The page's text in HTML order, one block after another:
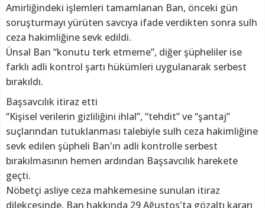
Amirliğindeki işlemleri tamamlanan Ban, önceki gün
soruşturmayı yürüten savcıya ifade verdikten sonra sulh
ceza hakimliğine sevk edildi.
Ünsal Ban “konutu terk etmeme”, diğer şüpheliler ise
farklı adli kontrol şartı hükümleri uygulanarak serbest
bırakıldı.
Başsavcılık itiraz etti
“Kişisel verilerin gizliliğini ihlal”, “tehdit” ve “şantaj”
suçlarından tutuklanması talebiyle sulh ceza hakimliğine
sevk edilen şüpheli Ban'ın adli kontrolle serbest
bırakılmasının hemen ardından Başsavcılık harekete
geçti.
Nöbetçi asliye ceza mahkemesine sunulan itiraz
dilekçesinde, Ban hakkında 29 Ağustos'ta gözaltı kararı